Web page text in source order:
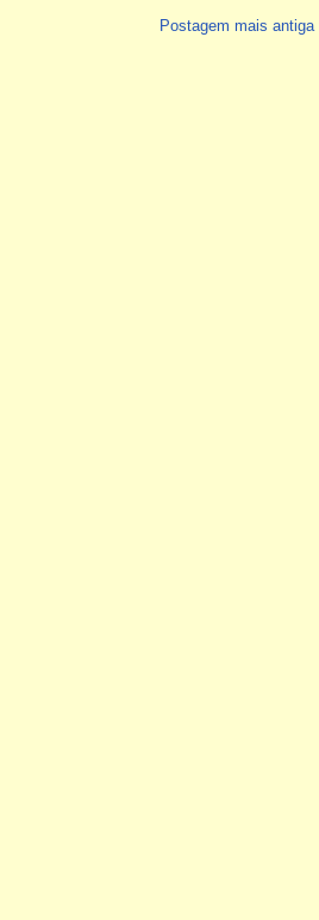
Postagem mais antiga